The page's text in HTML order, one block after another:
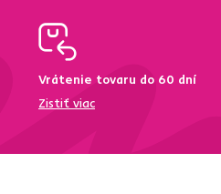
Vrátenie tovaru do 60 dní
Zistiť viac